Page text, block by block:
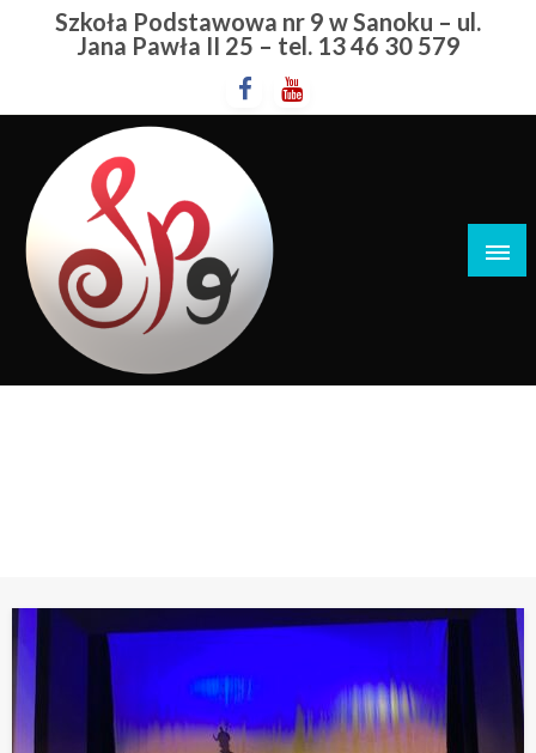
PrzejdźSzkoła Podstawowa nr 9 w Sanoku – ul.
Jana Pawła II 25 – tel. 13 46 30 579